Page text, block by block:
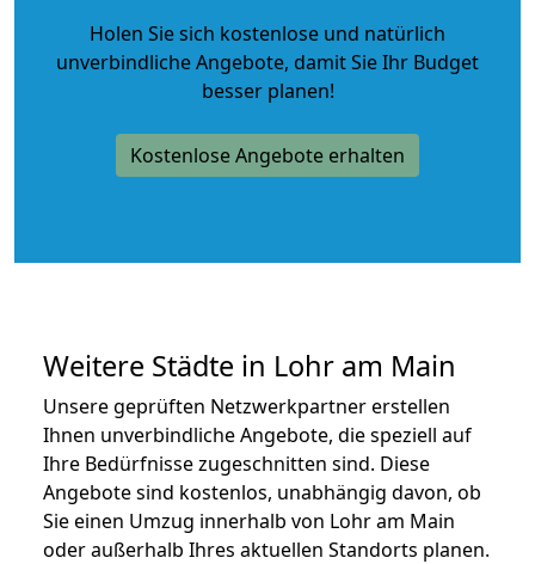
Holen Sie sich kostenlose und natürlich
unverbindliche Angebote, damit Sie Ihr Budget
besser planen!
Kostenlose Angebote erhalten
Weitere Städte in Lohr am Main
Unsere geprüften Netzwerkpartner erstellen
Ihnen unverbindliche Angebote, die speziell auf
Ihre Bedürfnisse zugeschnitten sind. Diese
Angebote sind kostenlos, unabhängig davon, ob
Sie einen Umzug innerhalb von Lohr am Main
oder außerhalb Ihres aktuellen Standorts planen.